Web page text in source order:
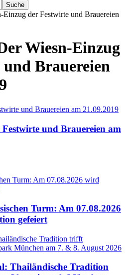
Einzug der Festwirte und Brauereien
Wiesn-Einzug
Brauereien
und Brauereien am
Turm: Am 07.08.2026
gefeiert
Thailändische Tradition